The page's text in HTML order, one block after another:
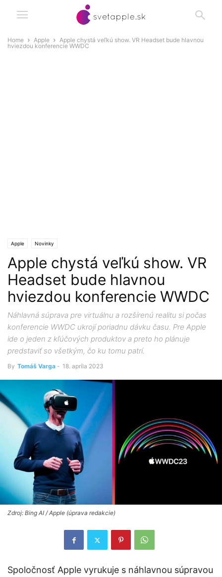
Home Apple
Apple chystá veľkú show. VR Headset bude hlavnou
hviezdou konferencie WWDC
Apple Novinky
Apple chystá veľkú show. VR
Headset bude hlavnou
hviezdou konferencie WWDC
Náhlavná súprava pre virtuálnu a rozšírenú realitu si počas
konferencie WWDC ukrojí poriadnu dávku času. Pre Apple
ide o jeden z kľúčových produktov a preto ho plánuje
predstaviť so všetkým, čo ku tomu patrí.
By Tomáš Varga - 18. apríla 2023
Zdroj: Bing AI / Apple (úprava redakcie)
Spoločnosť Apple vyrukuje s náhlavnou súpravou